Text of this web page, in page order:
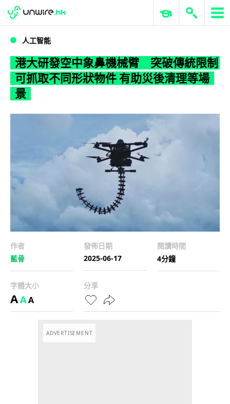
WWDC 2026 ERP 與商業 AI
人工智能
港大研發空中象鼻機械臂 突破傳統限制
可抓取不同形狀物件 有助災後清理等場
景
作者
藍骨
發佈日期
2025-06-17
閱讀時間
4分鐘
字體大小
AAA
分享
ADVERTISEMENT